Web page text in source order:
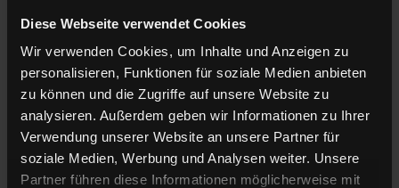
Diese Webseite verwendet Cookies
Wir verwenden Cookies, um Inhalte und Anzeigen zu
personalisieren, Funktionen für soziale Medien anbieten
zu können und die Zugriffe auf unsere Website zu
analysieren. Außerdem geben wir Informationen zu Ihrer
Verwendung unserer Website an unsere Partner für
soziale Medien, Werbung und Analysen weiter. Unsere
Partner führen diese Informationen möglicherweise mit
Anzahl derLieferstellen
Preis berechnen
Heizöl Standard
von emweo GmbH